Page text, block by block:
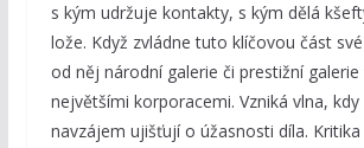
s kým udržuje kontakty, s kým dělá
lože. Když zvládne tuto klíčovou část
od něj národní galerie či prestižní
největšími korporacemi. Vzniká vlna, kdy
navzájem ujišťují o úžasnosti díla.